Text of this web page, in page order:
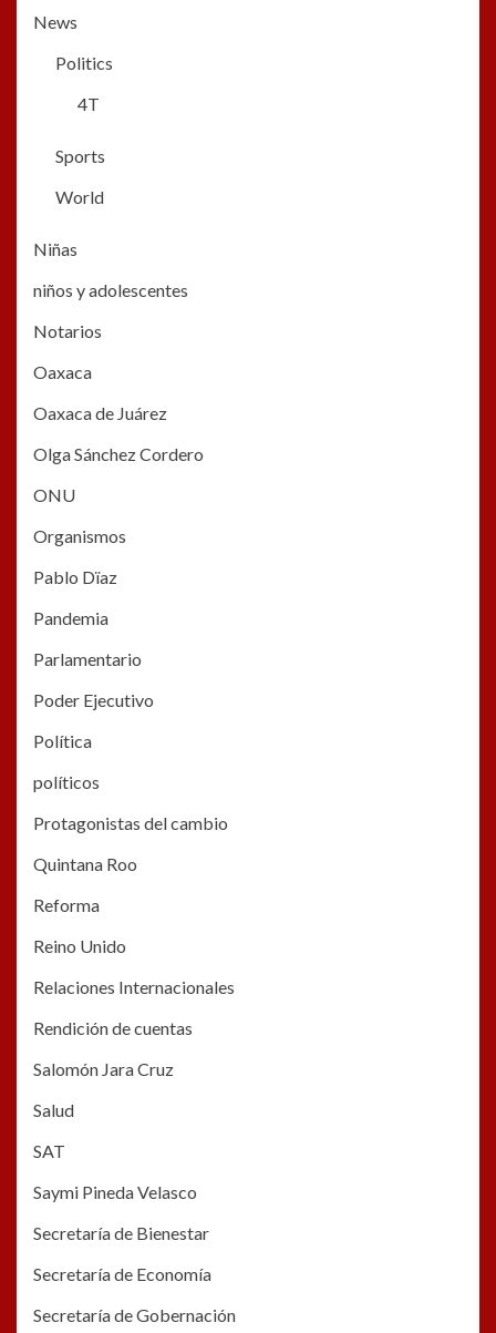
News
Politics
4T
Sports
World
Niñas
niños y adolescentes
Notarios
Oaxaca
Oaxaca de Juárez
Olga Sánchez Cordero
ONU
Organismos
Pablo Dïaz
Pandemia
Parlamentario
Poder Ejecutivo
Política
políticos
Protagonistas del cambio
Quintana Roo
Reforma
Reino Unido
Relaciones Internacionales
Rendición de cuentas
Salomón Jara Cruz
Salud
SAT
Saymi Pineda Velasco
Secretaría de Bienestar
Secretaría de Economía
Secretaría de Gobernación